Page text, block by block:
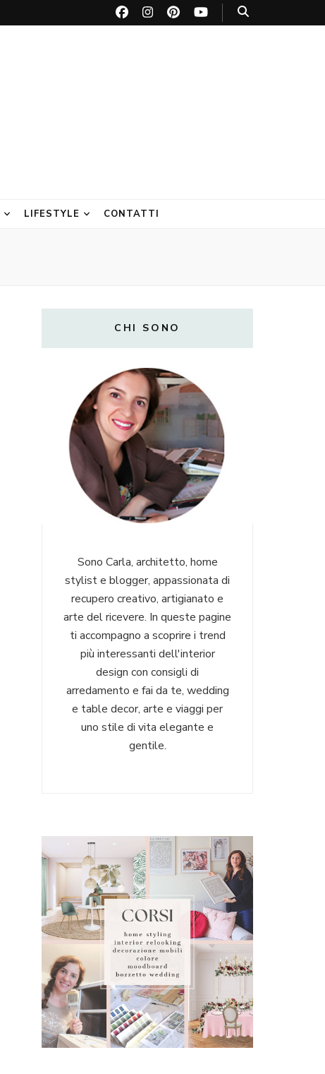
LIFESTYLE CONTATTI
CHI SONO
Sono Carla, architetto, home
stylist e blogger, appassionata di
recupero creativo, artigianato e
arte del ricevere. In queste pagine
ti accompagno a scoprire i trend
più interessanti dell'interior
design con consigli di
arredamento e fai da te, wedding
e table decor, arte e viaggi per
uno stile di vita elegante e
gentile.